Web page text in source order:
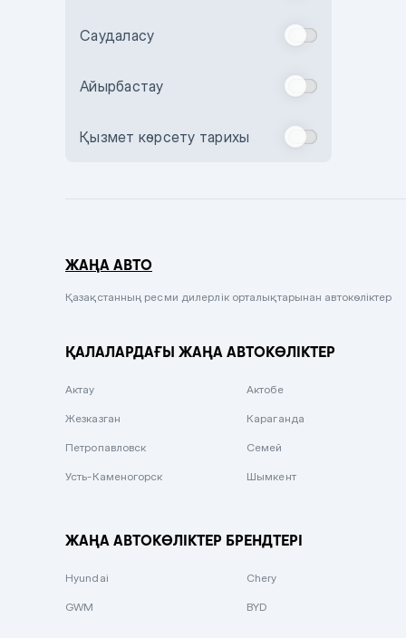
Зеленый
Бежевый
Комбинированный
Сиреневый металлик
Вишневый
Саудаласу
Айырбастау
Қызмет көрсету тарихы
ЖАҢА АВТО
Қазақстанның ресми дилерлік орталықтарынан автокөліктер
ҚАЛАЛАРДАҒЫ ЖАҢА АВТОКӨЛІКТЕР
Актау Актобе
Жезказган Караганда
Петропавловск Семей
Усть-Каменогорск Шымкент
ЖАҢА АВТОКӨЛІКТЕР БРЕНДТЕРІ
Hyundai Chery
GWM BYD